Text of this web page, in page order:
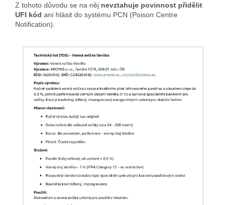
Z tohoto důvodu se na něj nevztahuje povinnost přidělit
UFI kód ani hlásit do systému PCN (Poison Centre
Notification).